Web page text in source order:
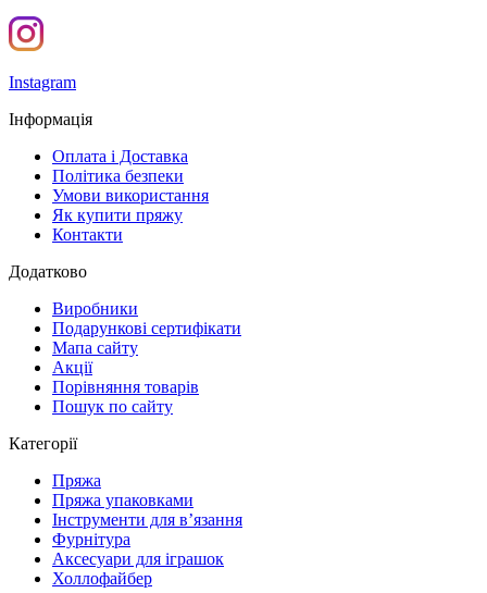
Instagram
Інформація
Оплата і Доставка
Політика безпеки
Умови використання
Як купити пряжу
Контакти
Додатково
Виробники
Подарункові сертифікати
Мапа сайту
Акції
Порівняння товарів
Пошук по сайту
Категорії
Пряжа
Пряжа упаковками
Інструменти для в’язання
Фурнітура
Аксесуари для іграшок
Холлофайбер